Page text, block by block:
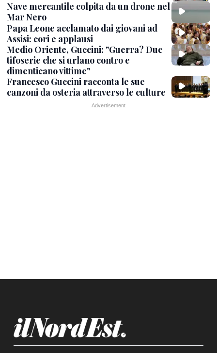
Nave mercantile colpita da un drone nel
Mar Nero
Papa Leone acclamato dai giovani ad
Assisi: cori e applausi
Medio Oriente, Guccini: "Guerra? Due
tifoserie che si urlano contro e
dimenticano vittime"
Francesco Guccini racconta le sue
canzoni da osteria attraverso le culture